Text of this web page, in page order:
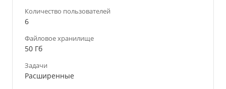
Количество пользователей
6
Файловое хранилище
50 Гб
Задачи
Расширенные